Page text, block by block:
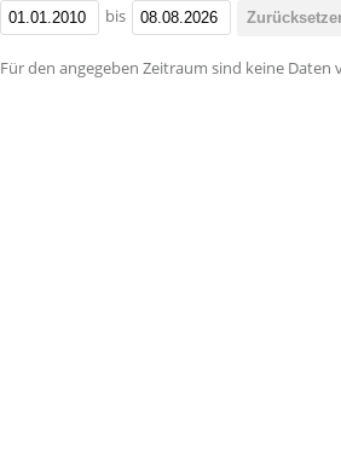
bis
Für den angegeben Zeitraum sind keine Daten